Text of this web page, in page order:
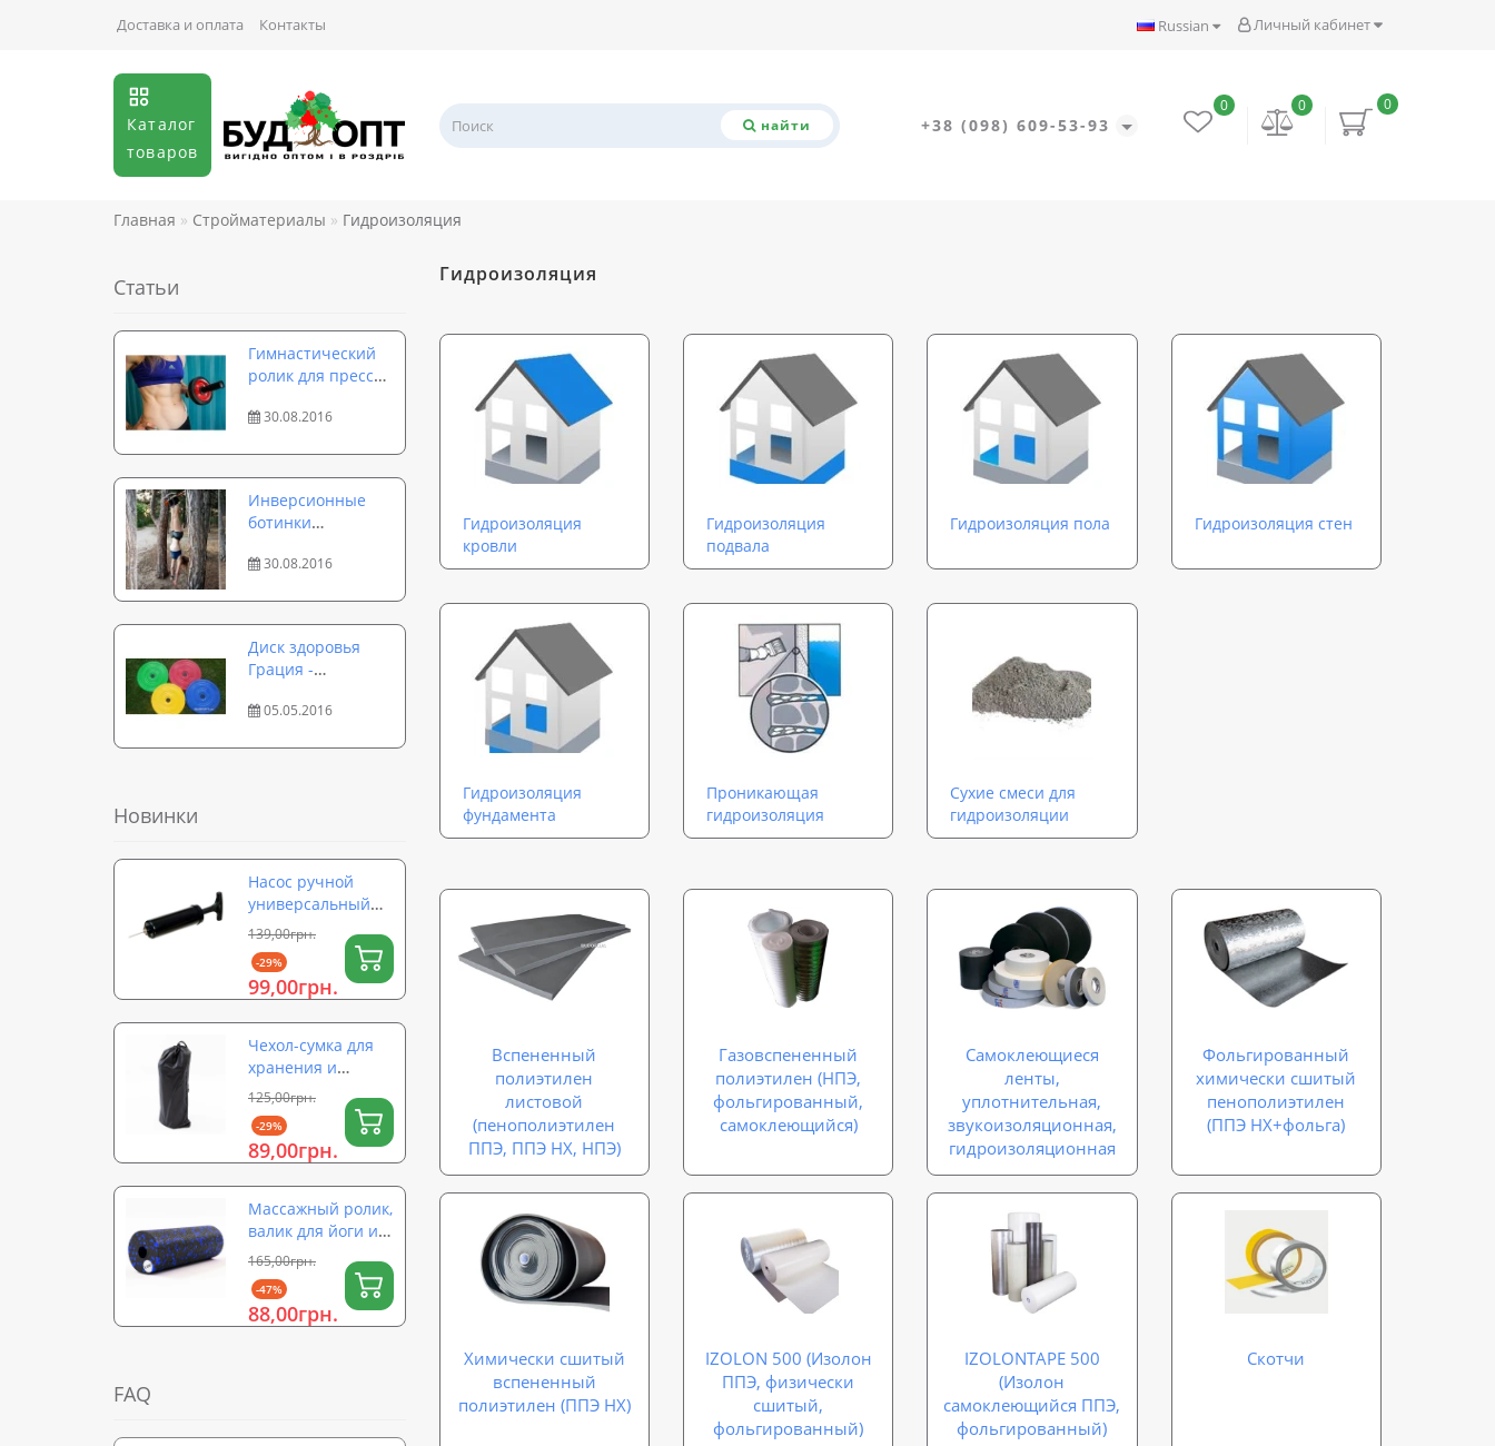
Личный кабинет
Russian
Доставка и оплата Контакты
Каталог
товаров
найти +38 (098) 609-53-93
0
0
0
Главная Стройматериалы Гидроизоляция
Статьи
Гимнастический
ролик для пресса
эффективные
30.08.2016
Инверсионные
ботинки
особенности
30.08.2016
Диск здоровья
Грация -
тренажера для
05.05.2016
Новинки
Насос ручной
универсальный
для мячей,
надувных
изделий,
фитболов OSPORT
139,00грн.
-29%
99,00грн.
Чехол-сумка для
хранения и
переноски ролика
для йоги (валика)
на затяжке 56×26
см OSPORT (OF-
125,00грн.
-29%
89,00грн.
Массажный ролик,
валик для йоги и
массажа спины
EPP (массажер для
спины, шеи, ног)
OSPORT 15х5см
165,00грн.
-47%
88,00грн.
FAQ
Гидроизоляция
Гидроизоляция
кровли
Гидроизоляция
подвала
Гидроизоляция пола Гидроизоляция стен
Гидроизоляция
фундамента
Проникающая
гидроизоляция
Сухие смеси для
гидроизоляции
Вспененный
полиэтилен
листовой
(пенополиэтилен
ППЭ, ППЭ НХ, НПЭ)
Газовспененный
полиэтилен (НПЭ,
фольгированный,
самоклеющийся)
Самоклеющиеся
ленты,
уплотнительная,
звукоизоляционная,
гидроизоляционная
Фольгированный
химически сшитый
пенополиэтилен
(ППЭ НХ+фольга)
Химически сшитый
вспененный
полиэтилен (ППЭ НХ)
IZOLON 500 (Изолон
ППЭ, физически
сшитый,
фольгированный)
IZOLONTAPE 500
(Изолон
самоклеющийся ППЭ,
фольгированный)
Скотчи